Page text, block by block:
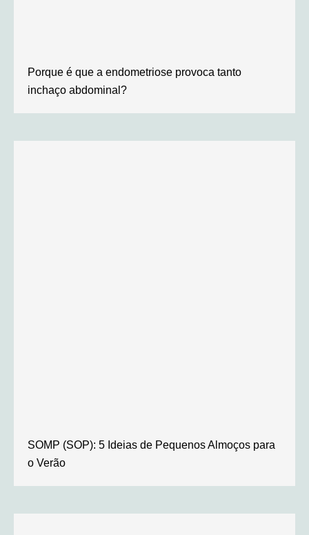
Porque é que a endometriose provoca tanto
inchaço abdominal?
SOMP (SOP): 5 Ideias de Pequenos Almoços para
o Verão